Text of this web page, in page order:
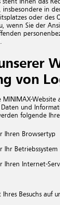
insbesondere in
oder des
wenn Sie der
von
MINIMAX-Website
Daten und
folgende
Ihren Browsertyp
Ihr Betriebssystem
Ihren Internet-
Besuchs auf